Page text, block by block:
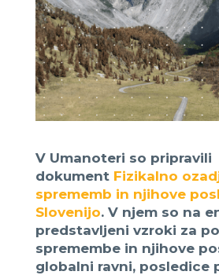
V Umanoteri so pripravili
dokument Fizikalno
sprememb in njihove
Slovenijo. V njem so na
predstavljeni vzroki za
spremembe in njihove
globalni ravni, posledice